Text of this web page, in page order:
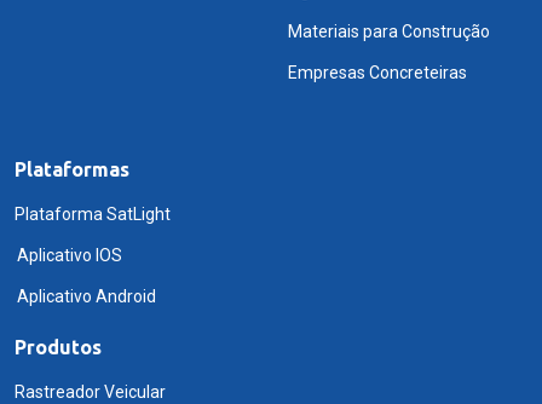
Materiais para Construção
Empresas Concreteiras
Plataformas
Plataforma SatLight
Aplicativo IOS
Aplicativo Android
Produtos
Rastreador Veicular